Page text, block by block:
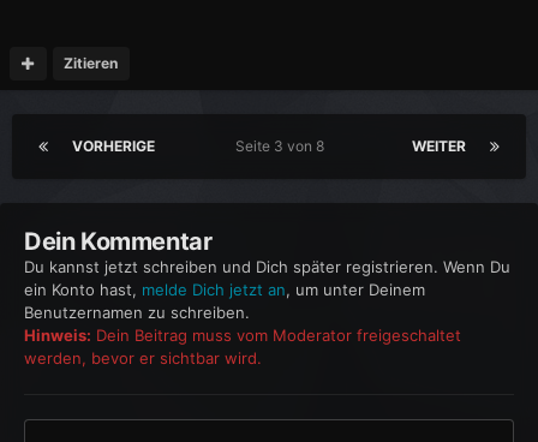
Zitieren
VORHERIGE WEITER
Seite 3 von 8
Dein Kommentar
Du kannst jetzt schreiben und Dich später registrieren. Wenn Du
ein Konto hast, melde Dich jetzt an, um unter Deinem
Benutzernamen zu schreiben.
Hinweis: Dein Beitrag muss vom Moderator freigeschaltet
werden, bevor er sichtbar wird.